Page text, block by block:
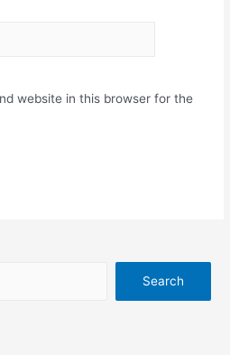
website in this browser for the
Search